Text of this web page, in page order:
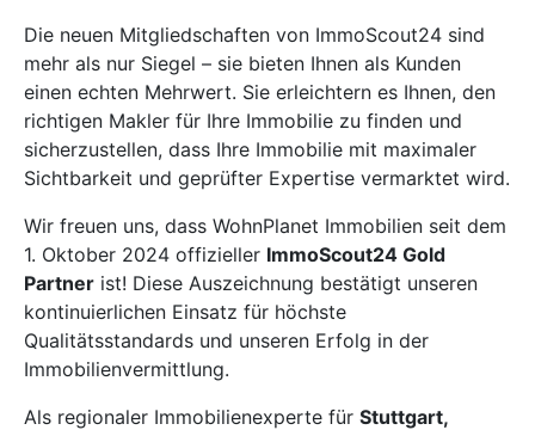
Die neuen Mitgliedschaften von ImmoScout24 sind
mehr als nur Siegel – sie bieten Ihnen als Kunden
einen echten Mehrwert. Sie erleichtern es Ihnen, den
richtigen Makler für Ihre Immobilie zu finden und
sicherzustellen, dass Ihre Immobilie mit maximaler
Sichtbarkeit und geprüfter Expertise vermarktet wird.
Wir freuen uns, dass WohnPlanet Immobilien seit dem
1. Oktober 2024 offizieller ImmoScout24 Gold
Partner ist! Diese Auszeichnung bestätigt unseren
kontinuierlichen Einsatz für höchste
Qualitätsstandards und unseren Erfolg in der
Immobilienvermittlung.
Als regionaler Immobilienexperte für Stuttgart,